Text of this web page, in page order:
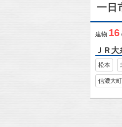
一日
建物 16
ＪＲ
松本
信濃大町